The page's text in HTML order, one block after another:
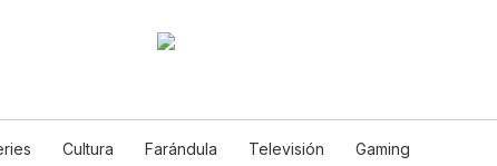
Cultura Farándula Televisión Gaming